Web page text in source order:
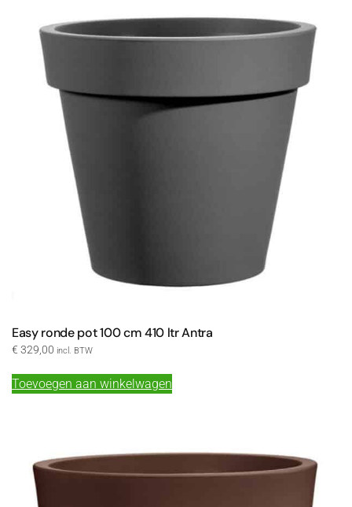
Easy ronde pot 100 cm 410 ltr Antra
€ 329,00 incl. BTW
Toevoegen aan winkelwagen